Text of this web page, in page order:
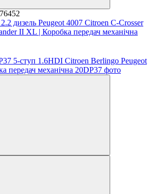
дизель Peugeot 4007 Citroen C-Crosser
II XL | Коробка передач механічна